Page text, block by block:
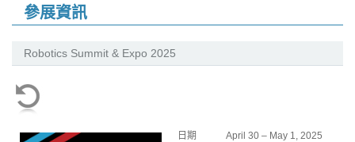
參展資訊
Robotics Summit & Expo 2025
日期 April 30 – May 1, 2025